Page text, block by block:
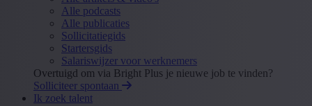
Alle podcasts
Alle publicaties
Sollicitatiegids
Startersgids
Salariswijzer voor werknemers
Overtuigd om via Bright Plus je nieuwe job te vinden?
Solliciteer spontaan
Ik zoek talent